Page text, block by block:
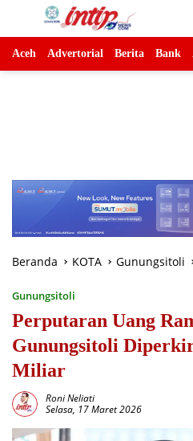
Langsung
Aceh Advertorial Berita Bank
Beranda KOTA Gunungsitoli
Gunungsitoli
Perputaran Uang
Gunungsitoli
Miliar
Roni Neliati
Selasa, 17 Maret 2026